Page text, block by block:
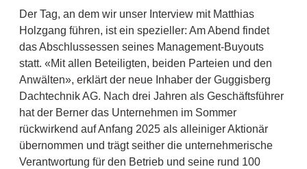
Der Tag, an dem wir unser Interview mit Matthias
Holzgang führen, ist ein spezieller: Am Abend findet
das Abschlussessen seines Management-Buyouts
statt. «Mit allen Beteiligten, beiden Parteien und den
Anwälten», erklärt der neue Inhaber der Guggisberg
Dachtechnik AG. Nach drei Jahren als Geschäftsführer
hat der Berner das Unternehmen im Sommer
rückwirkend auf Anfang 2025 als alleiniger Aktionär
übernommen und trägt seither die unternehmerische
Verantwortung für den Betrieb und seine rund 100